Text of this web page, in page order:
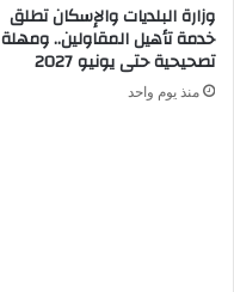
وزارة البلديات والإسكان تطلق
خدمة تأهيل المقاولين.. ومهلة
تصحيحية حتى يونيو 2027
منذ يوم واحد